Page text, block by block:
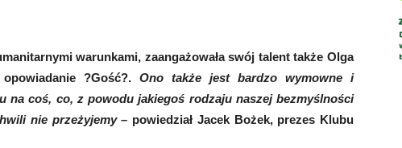
warunkami, zaangażowała swój talent także Olga
?Gość?. Ono także jest bardzo wymowne i
na coś, co, z powodu jakiegoś rodzaju naszej bezmyślności
nie przeżyjemy– powiedział Jacek Bożek, prezes Klubu